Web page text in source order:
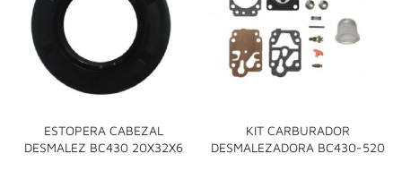
ESTOPERA CABEZAL
DESMALEZ BC430 20X32X6
KIT CARBURADOR
DESMALEZADORA BC430-520